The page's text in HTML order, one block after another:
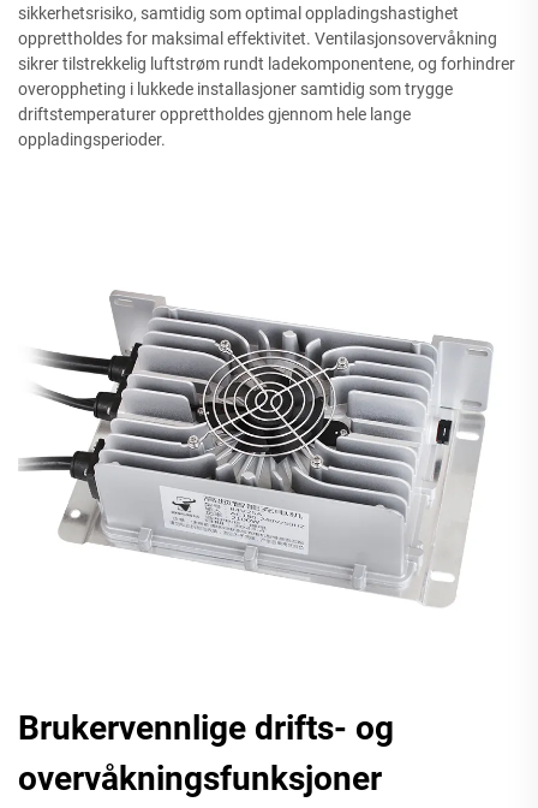
sikkerhetsrisiko, samtidig som optimal oppladingshastighet
opprettholdes for maksimal effektivitet. Ventilasjonsovervåkning
sikrer tilstrekkelig luftstrøm rundt ladekomponentene, og forhindrer
overoppheting i lukkede installasjoner samtidig som trygge
driftstemperaturer opprettholdes gjennom hele lange
oppladingsperioder.
Brukervennlige drifts- og
overvåkningsfunksjoner